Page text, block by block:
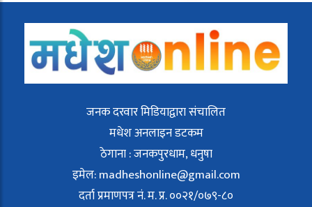
जनक दरवार मिडियाद्वारा संचालित
मधेश अनलाइन डटकम
ठेगाना : जनकपुरधाम, धनुषा
इमेल:madheshonline@gmail.com
दर्ता प्रमाणपत्र नं. म. प्र. ००२१/०७९-८०